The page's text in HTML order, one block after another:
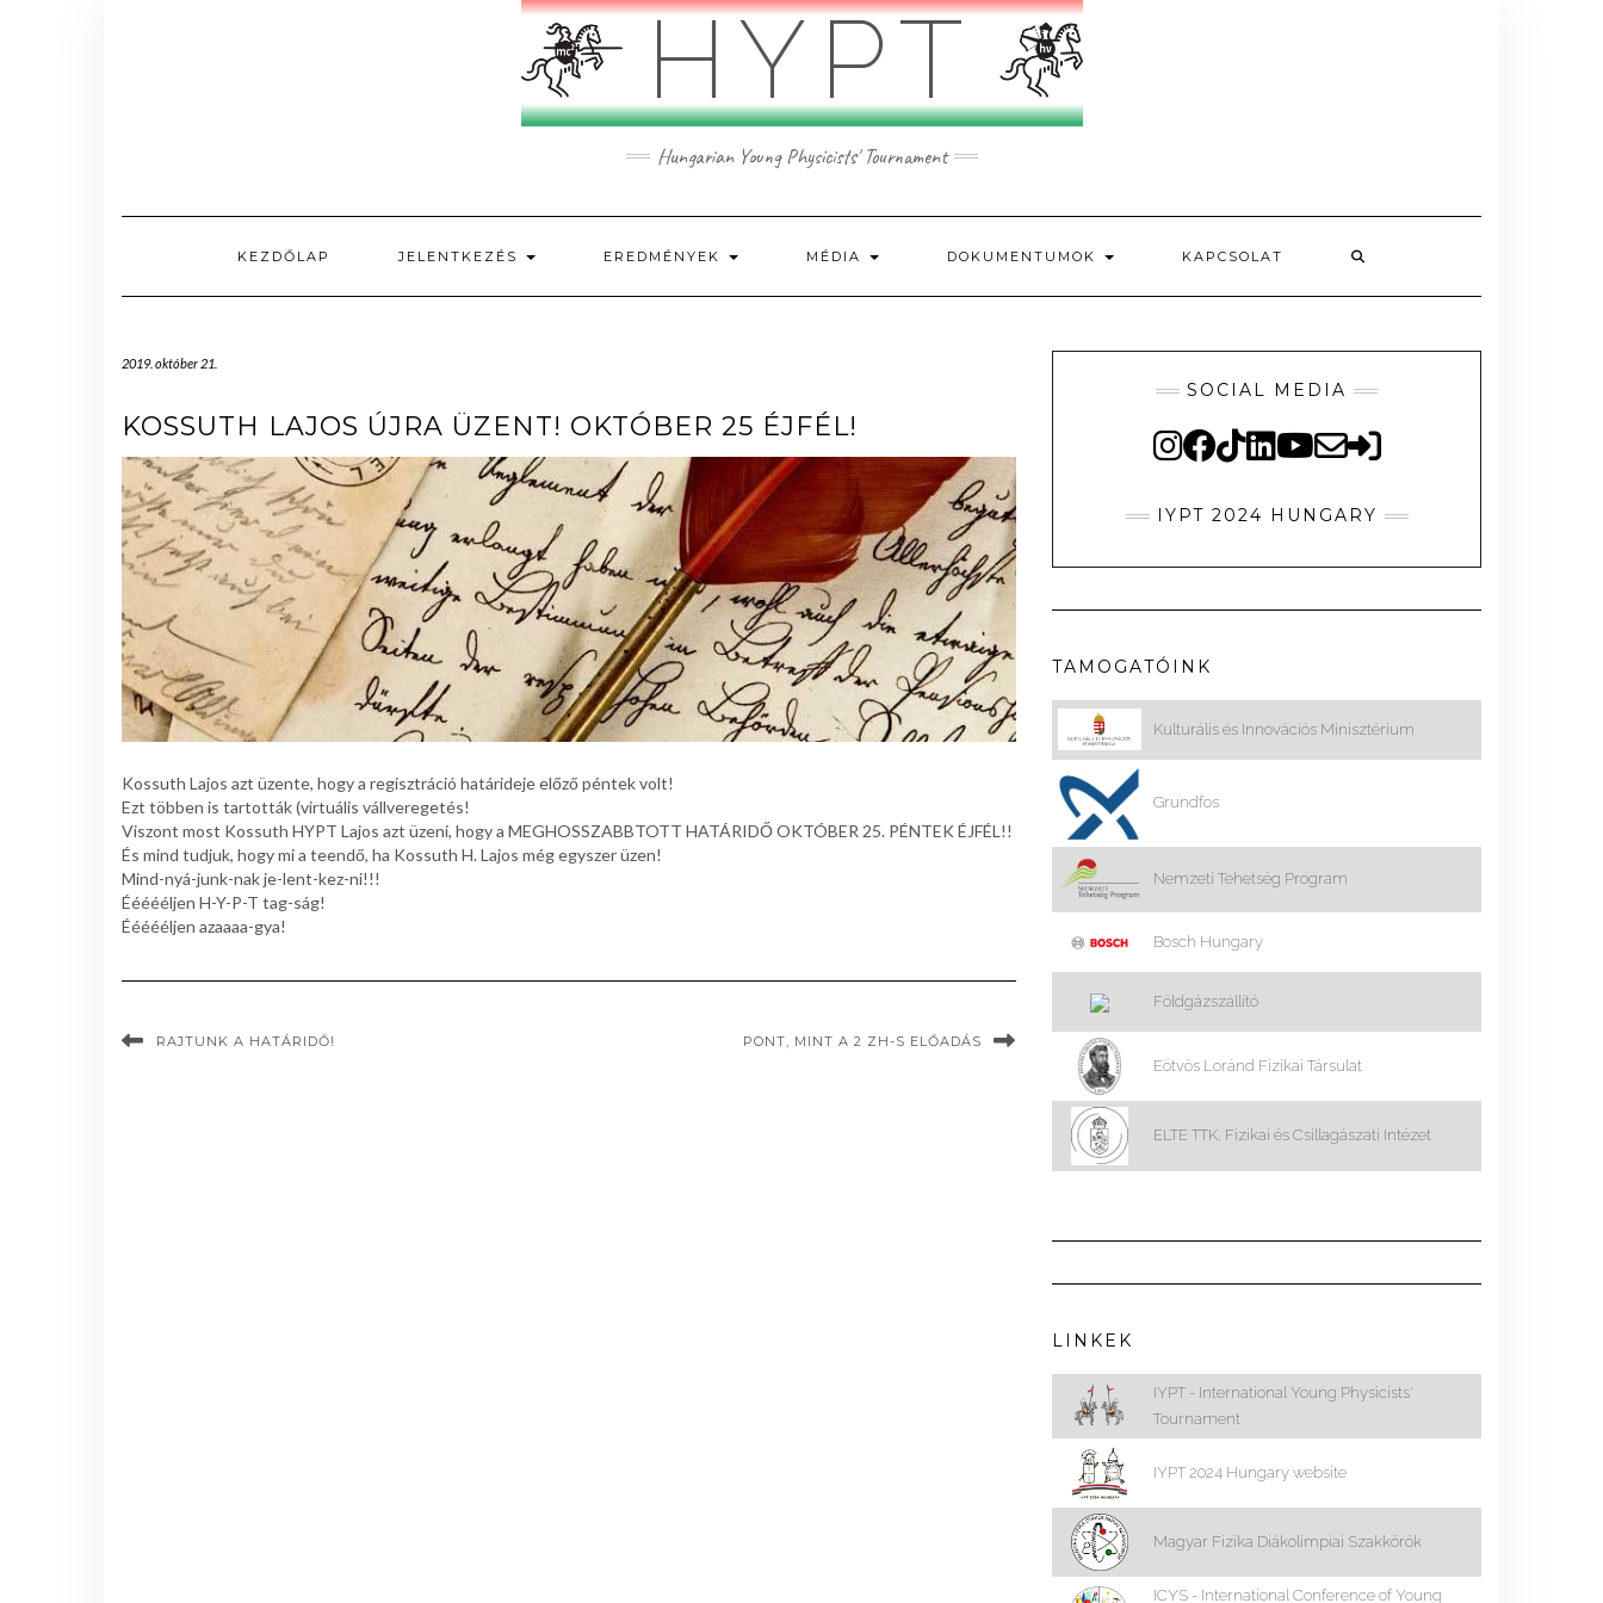
HYPT
Hungarian Young Physicists' Tournament
KEZDŐLAP JELENTKEZÉS EREDMÉNYEK MÉDIA DOKUMENTUMOK KAPCSOLAT
2019. október 21.
KOSSUTH LAJOS ÚJRA ÜZENT! OKTÓBER 25 ÉJFÉL!
Kossuth Lajos azt üzente, hogy a regisztráció határideje előző péntek volt!
Ezt többen is tartották (virtuális vállveregetés!
Viszont most Kossuth HYPT Lajos azt üzeni, hogy a MEGHOSSZABBTOTT HATÁRIDŐ OKTÓBER 25. PÉNTEK ÉJFÉL!!
És mind tudjuk, hogy mi a teendő, ha Kossuth H. Lajos még egyszer üzen!
Mind-nyá-junk-nak je-lent-kez-ni!!!
Éééééljen H-Y-P-T tag-ság!
Éééééljen azaaaa-gya!
RAJTUNK A HATÁRIDŐ! PONT, MINT A 2 ZH-S ELŐADÁS
SOCIAL MEDIA
IYPT 2024 HUNGARY
TAMOGATÓINK
Kulturális és Innovációs Minisztérium
Grundfos
Nemzeti Tehetség Program
Bosch Hungary
Földgázszállító
Eötvös Loránd Fizikai Társulat
ELTE TTK, Fizikai és Csillagászati Intézet
LINKEK
IYPT - International Young Physicists'
Tournament
IYPT 2024 Hungary website
Magyar Fizika Diákolimpiai Szakkörök
ICYS - International Conference of Young